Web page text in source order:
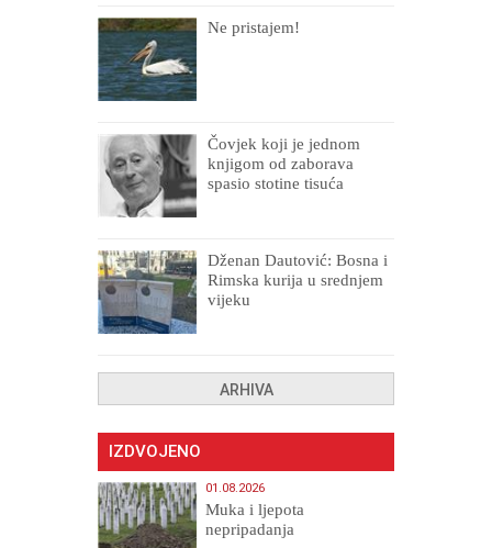
Ne pristajem!
Čovjek koji je jednom
knjigom od zaborava
spasio stotine tisuća
Dženan Dautović: Bosna i
Rimska kurija u srednjem
vijeku
ARHIVA
IZDVOJENO
01.08.2026
Muka i ljepota
nepripadanja